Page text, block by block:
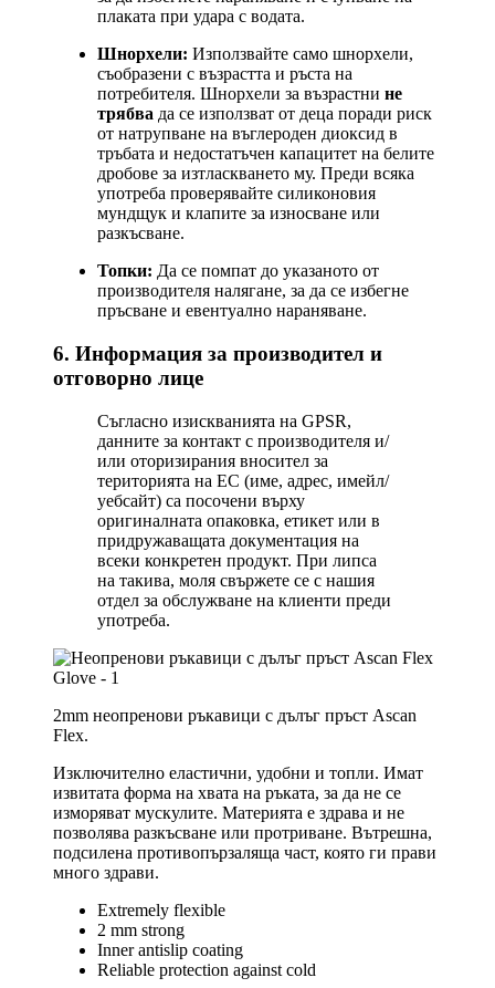
плаката при удара с водата.
Шнорхели: Използвайте само шнорхели,
съобразени с възрастта и ръста на
потребителя. Шнорхели за възрастни не
трябва да се използват от деца поради риск
от натрупване на въглероден диоксид в
тръбата и недостатъчен капацитет на белите
дробове за изтласкването му. Преди всяка
употреба проверявайте силиконовия
мундщук и клапите за износване или
разкъсване.
Топки: Да се помпат до указаното от
производителя налягане, за да се избегне
пръсване и евентуално нараняване.
6. Информация за производител и
отговорно лице
Съгласно изискванията на GPSR,
данните за контакт с производителя и/
или оторизирания вносител за
територията на ЕС (име, адрес, имейл/
уебсайт) са посочени върху
оригиналната опаковка, етикет или в
придружаващата документация на
всеки конкретен продукт. При липса
на такива, моля свържете се с нашия
отдел за обслужване на клиенти преди
употреба.
2mm неопренови ръкавици с дълъг пръст Ascan
Flex.
Изключително еластични, удобни и топли. Имат
извитата форма на хвата на ръката, за да не се
изморяват мускулите. Материята е здрава и не
позволява разкъсване или протриване. Вътрешна,
подсилена противопързаляща част, която ги прави
много здрави.
Extremely flexible
2 mm strong
Inner antislip coating
Reliable protection against cold